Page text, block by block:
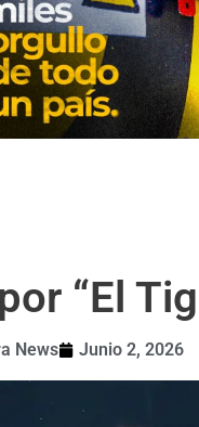
“El
News Junio 2, 2026